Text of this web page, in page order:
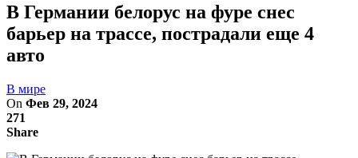
В Германии белорус на фуре снес
барьер на трассе, пострадали еще 4
авто
В мире
On Фев 29, 2024
271
Share